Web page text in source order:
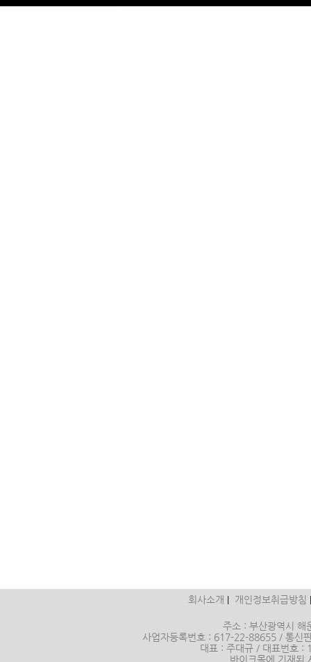
회사소개 개인정보취급방침
주소 : 부산광역시
사업자등록번호 : 617-22-88655 / 통신
대표 : 주대규 / 대표번호 :
바이크몰에 기재된